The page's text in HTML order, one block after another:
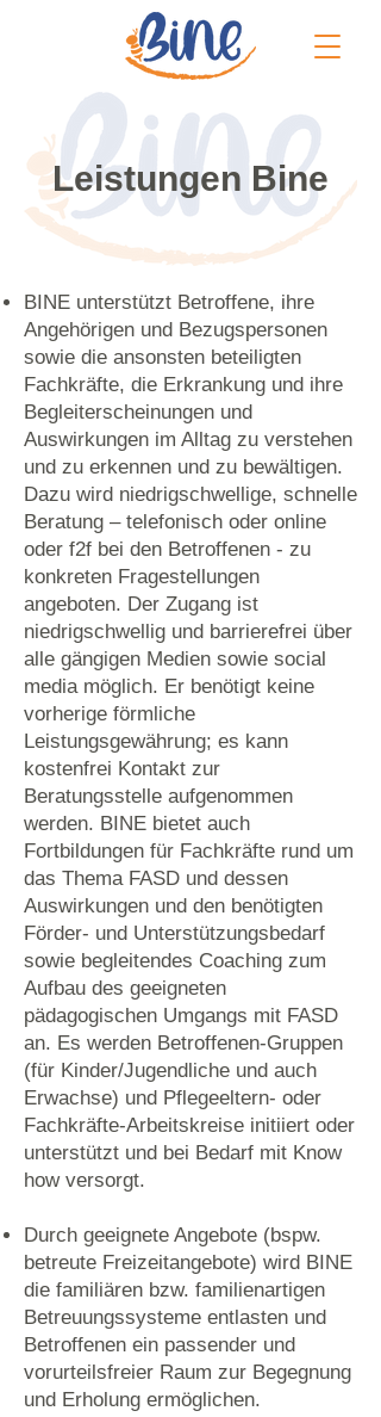
Leistungen Bine
BINE unterstützt Betroffene, ihre
Angehörigen und Bezugspersonen
sowie die ansonsten beteiligten
Fachkräfte, die Erkrankung und ihre
Begleiterscheinungen und
Auswirkungen im Alltag zu verstehen
und zu erkennen und zu bewältigen.
Dazu wird niedrigschwellige, schnelle
Beratung – telefonisch oder online
oder f2f bei den Betroffenen - zu
konkreten Fragestellungen
angeboten. Der Zugang ist
niedrigschwellig und barrierefrei über
alle gängigen Medien sowie social
media möglich. Er benötigt keine
vorherige förmliche
Leistungsgewährung; es kann
kostenfrei Kontakt zur
Beratungsstelle aufgenommen
werden. BINE bietet auch
Fortbildungen für Fachkräfte rund um
das Thema FASD und dessen
Auswirkungen und den benötigten
Förder- und Unterstützungsbedarf
sowie begleitendes Coaching zum
Aufbau des geeigneten
pädagogischen Umgangs mit FASD
an. Es werden Betroffenen-Gruppen
(für Kinder/Jugendliche und auch
Erwachse) und Pflegeeltern- oder
Fachkräfte-Arbeitskreise initiiert oder
unterstützt und bei Bedarf mit Know
how versorgt.
Durch geeignete Angebote (bspw.
betreute Freizeitangebote) wird BINE
die familiären bzw. familienartigen
Betreuungssysteme entlasten und
Betroffenen ein passender und
vorurteilsfreier Raum zur Begegnung
und Erholung ermöglichen.